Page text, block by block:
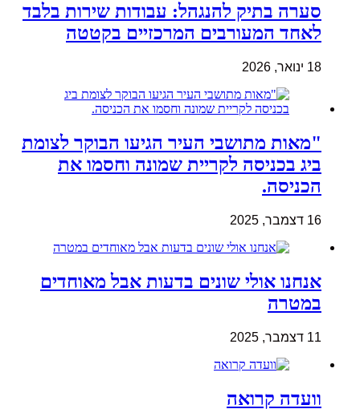
סערה בתיק להנגהל: עבודות שירות בלבד
לאחד המעורבים המרכזיים בקטטה
18 ינואר, 2026
"מאות מתושבי העיר הגיעו הבוקר לצומת
ביג בכניסה לקריית שמונה וחסמו את
הכניסה.
16 דצמבר, 2025
אנחנו אולי שונים בדעות אבל מאוחדים
במטרה
11 דצמבר, 2025
וועדה קרואה